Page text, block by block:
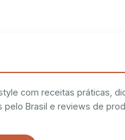
com receitas práticas,
pelo Brasil e reviews de